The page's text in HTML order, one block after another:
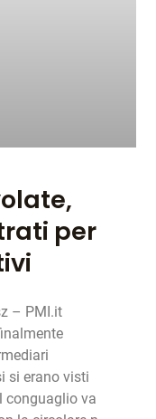
per
– PMI.it
si erano visti
conguaglio va